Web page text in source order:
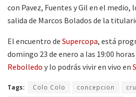
con Pavez, Fuentes y Gil en el medio,
salida de Marcos Bolados de la
El encuentro de Supercopa, está
domingo 23 de enero a las 19:00
Rebolledo y lo podrás vivir en vivo en
Tags: Colo Colo concepcion